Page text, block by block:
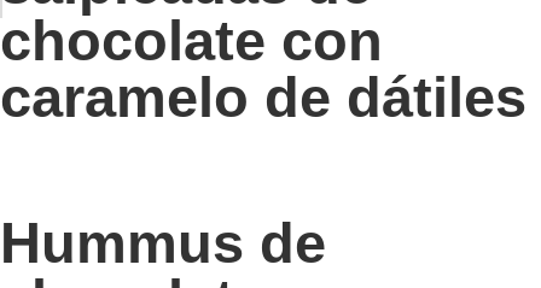
chocolate con
caramelo de dátiles
Hummus de